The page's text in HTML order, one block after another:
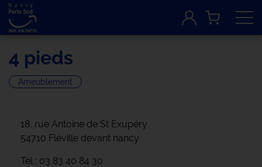
4 pieds
Ameublement
18, rue Antoine de St Exupéry
54710 Fléville devant nancy
Tél : 03 83 40 84 30